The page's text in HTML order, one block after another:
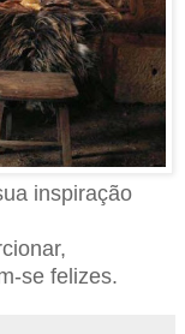
inspiração
se felizes.